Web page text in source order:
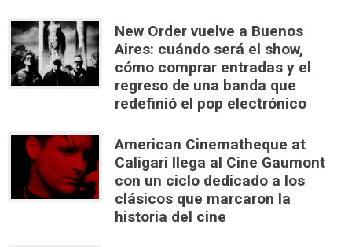
New Order vuelve a Buenos
Aires: cuándo será el show,
cómo comprar entradas y el
regreso de una banda que
redefinió el pop electrónico
American Cinematheque at
Caligari llega al Cine Gaumont
con un ciclo dedicado a los
clásicos que marcaron la
historia del cine